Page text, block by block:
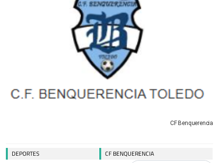
CF Benquerencia
DEPORTES CF BENQUERENCIA